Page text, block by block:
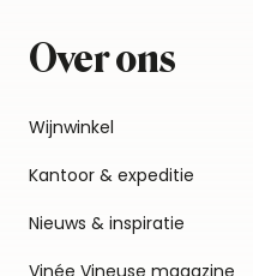
Over ons
Wijnwinkel
Kantoor & expeditie
Nieuws & inspiratie
Vinée Vineuse magazine